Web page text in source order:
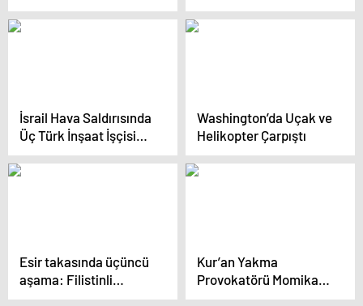
Gidiyor
İsrail Hava Saldırısında
Üç Türk İnşaat İşçisi
Hayatını Kaybetti
Washington’da Uçak ve
Helikopter Çarpıştı
Esir takasında üçüncü
aşama: Filistinli
esirleri taşıyan araçlar
Kur’an Yakma
Provokatörü Momika
Öldürüldü